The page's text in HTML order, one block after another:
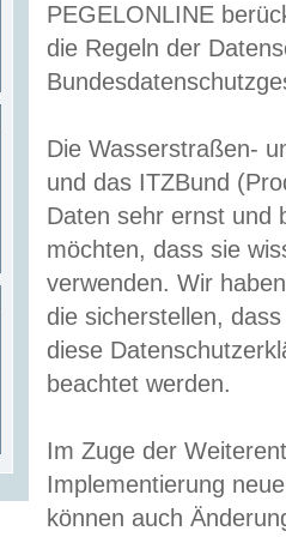
PEGELONLINE
die Regeln der
Die Wasserstraßen-
und das ITZBund
Daten sehr ernst und
möchten, dass sie
verwenden. Wir
die sicherstellen,
diese
beachtet werden.
Im Zuge der
Implementierung
können auch